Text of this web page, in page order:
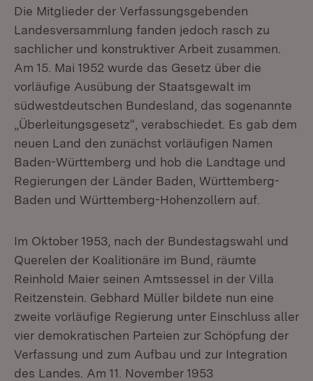
Die Mitglieder der Verfassungsgebenden
Landesversammlung fanden jedoch rasch zu
sachlicher und konstruktiver Arbeit zusammen.
Am 15. Mai 1952 wurde das Gesetz über die
vorläufige Ausübung der Staatsgewalt im
südwestdeutschen Bundesland, das sogenannte
„Überleitungsgesetz“, verabschiedet. Es gab dem
neuen Land den zunächst vorläufigen Namen
Baden-Württemberg und hob die Landtage und
Regierungen der Länder Baden, Württemberg-
Baden und Württemberg-Hohenzollern auf.
Im Oktober 1953, nach der Bundestagswahl und
Querelen der Koalitionäre im Bund, räumte
Reinhold Maier seinen Amtssessel in der Villa
Reitzenstein. Gebhard Müller bildete nun eine
zweite vorläufige Regierung unter Einschluss aller
vier demokratischen Parteien zur Schöpfung der
Verfassung und zum Aufbau und zur Integration
des Landes. Am 11. November 1953